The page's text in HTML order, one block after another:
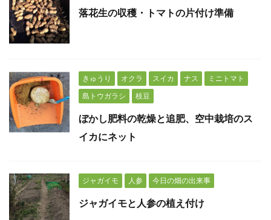
落花生の収穫・トマトの片付け準備
きゅうり オクラ スイカ ナス
ミニトマト
島トウガラシ
枝豆
ぼかし肥料の乾燥と追肥、空中栽培のス
イカにネット
ジャガイモ 人参 今日の畑の出来事
ジャガイモと人参の植え付け